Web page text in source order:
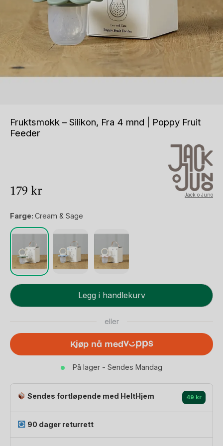
Fruktsmokk – Silikon, Fra 4 mnd | Poppy Fruit
Feeder
179 kr Jack o Juno
Farge: Cream & Sage
Fruktsmokk
-
4
mnd
Fruit
Feeder
Legg i handlekurv
eller
Kjøp nå med
På lager - Sendes Mandag
Sendes fortløpende med HeltHjem 49 kr
90 dager returrett